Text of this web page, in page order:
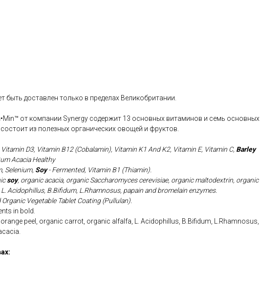
быть доставлен только в пределах Великобритании.
от компании Synergy содержит 13 основных витаминов и семь основных
из полезных органических овощей и фруктов.
D3, Vitamin B12 (Cobalamin), Vitamin K1 And K2, Vitamin E, Vitamin C, Barley
Acacia Healthy
Selenium, Soy- Fermented, Vitamin B1 (Thiamin).
soy, organic acacia, organic Saccharomyces cerevisiae, organic maltodextrin, organic
Acidophillus, B.Bifidum, L.Rhamnosus, papain and bromelain enzymes.
Vegetable Tablet Coating (Pullulan).
in bold.
peel, organic carrot, organic alfalfa, L. Acidophillus, B.Bifidum, L.Rhamnosus,